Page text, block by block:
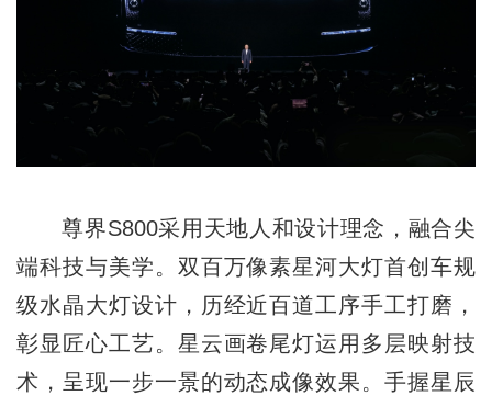
尊界S800采用天地人和设计理念，融合尖
端科技与美学。双百万像素星河大灯首创车规
级水晶大灯设计，历经近百道工序手工打磨，
彰显匠心工艺。星云画卷尾灯运用多层映射技
术，呈现一步一景的动态成像效果。手握星辰